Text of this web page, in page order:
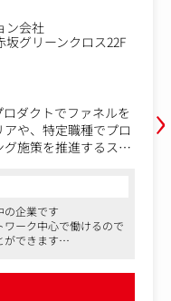
ン会社
グリーンクロス22F
ダクトでファネルを
や、特定職種でプロ
施策を推進するスペ
テップアップや、事
もございます。選考
軟に検討いたしま
担当
企業です
ーク中心で働けるので
ができます
›